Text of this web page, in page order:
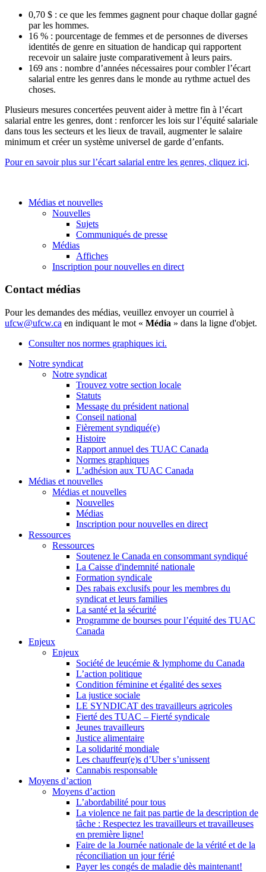
0,70 $ : ce que les femmes gagnent pour chaque dollar gagné
par les hommes.
16 % : pourcentage de femmes et de personnes de diverses
identités de genre en situation de handicap qui rapportent
recevoir un salaire juste comparativement à leurs pairs.
169 ans : nombre d’années nécessaires pour combler l’écart
salarial entre les genres dans le monde au rythme actuel des
choses.
Plusieurs mesures concertées peuvent aider à mettre fin à l’écart
salarial entre les genres, dont : renforcer les lois sur l’équité salariale
dans tous les secteurs et les lieux de travail, augmenter le salaire
minimum et créer un système universel de garde d’enfants.
Pour en savoir plus sur l’écart salarial entre les genres, cliquez ici.
Médias et nouvelles
Nouvelles
Sujets
Communiqués de presse
Médias
Affiches
Inscription pour nouvelles en direct
Contact médias
Pour les demandes des médias, veuillez envoyer un courriel à
ufcw@ufcw.ca en indiquant le mot « Média » dans la ligne d'objet.
Consulter nos normes graphiques ici.
Notre syndicat
Notre syndicat
Trouvez votre section locale
Statuts
Message du président national
Conseil national
Fièrement syndiqué(e)
Histoire
Rapport annuel des TUAC Canada
Normes graphiques
L’adhésion aux TUAC Canada
Médias et nouvelles
Médias et nouvelles
Nouvelles
Médias
Inscription pour nouvelles en direct
Ressources
Ressources
Soutenez le Canada en consommant syndiqué
La Caisse d'indemnité nationale
Formation syndicale
Des rabais exclusifs pour les membres du
syndicat et leurs families
La santé et la sécurité
Programme de bourses pour l’équité des TUAC
Canada
Enjeux
Enjeux
Société de leucémie & lymphome du Canada
L’action politique
Condition féminine et égalité des sexes
La justice sociale
LE SYNDICAT des travailleurs agricoles
Fierté des TUAC – Fierté syndicale
Jeunes travailleurs
Justice alimentaire
La solidarité mondiale
Les chauffeur(e)s d’Uber s’unissent
Cannabis responsable
Moyens d’action
Moyens d’action
L’abordabilité pour tous
La violence ne fait pas partie de la description de
tâche : Respectez les travailleurs et travailleuses
en première ligne!
Faire de la Journée nationale de la vérité et de la
réconciliation un jour férié
Payer les congés de maladie dès maintenant!